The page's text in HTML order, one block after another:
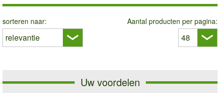
sorteren naar: Aantal producten per pagina:
Uw voordelen